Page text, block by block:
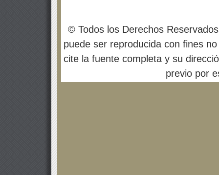
© Todos los Derechos
puede ser reproducida con fines
cite la fuente completa y su
previo por